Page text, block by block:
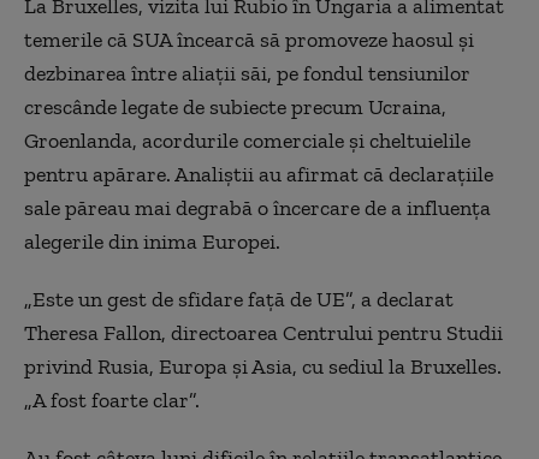
La Bruxelles, vizita lui Rubio în Ungaria a alimentat
temerile că SUA încearcă să promoveze haosul și
dezbinarea între aliații săi, pe fondul tensiunilor
crescânde legate de subiecte precum Ucraina,
Groenlanda, acordurile comerciale și cheltuielile
pentru apărare. Analiștii au afirmat că declarațiile
sale păreau mai degrabă o încercare de a influența
alegerile din inima Europei.
„Este un gest de sfidare față de UE”, a declarat
Theresa Fallon, directoarea Centrului pentru Studii
privind Rusia, Europa și Asia, cu sediul la Bruxelles.
„A fost foarte clar”.